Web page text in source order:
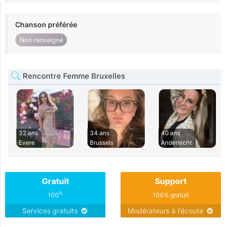
Chanson préférée
Non renseigné
Rencontre Femme Bruxelles
32 ans
Evere
34 ans
Brussels
40 ans
Anderlecht
Gratuit
100%
Services gratuits
Support
100% gratuit
Modérateurs à l'écoute